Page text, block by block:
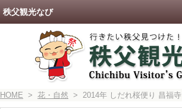
HOME > 花・自然 > 2014年 しだれ桜便り 昌福寺
秩父観光なび